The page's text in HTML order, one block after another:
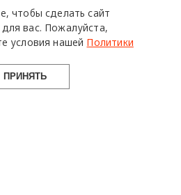
чтобы сделать сайт
вас. Пожалуйста,
условия нашей Политики
ПРИНЯТЬ